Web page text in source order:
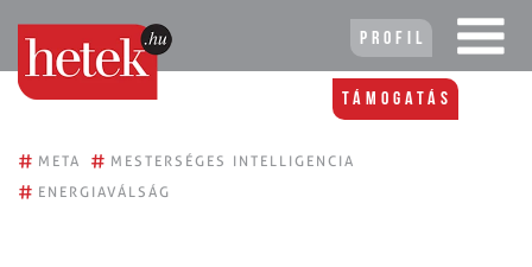
Profil
Támogatás
# META # MESTERSÉGES INTELLIGENCIA
# ENERGIAVÁLSÁG